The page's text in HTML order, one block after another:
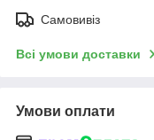
Самовивіз
Всі умови доставки
Умови оплати